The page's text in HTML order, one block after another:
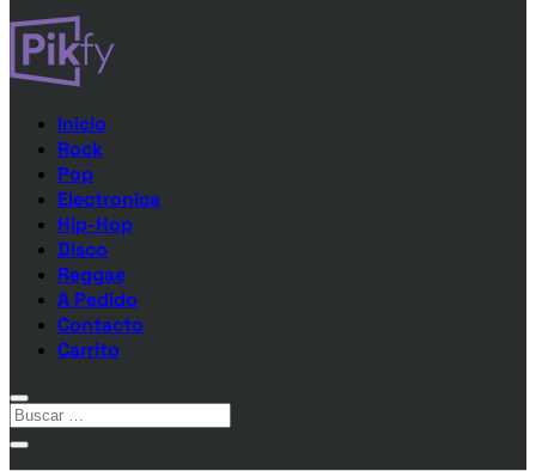
Inicio
Rock
Pop
Electronica
Hip-Hop
Disco
Reggae
A Pedido
Contacto
Carrito